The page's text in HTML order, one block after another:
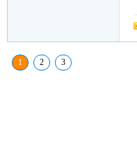
1 2 3